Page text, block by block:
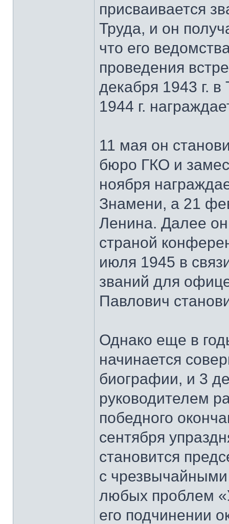
присваивается
Труда, и он
что его
проведения
декабря 1943 г. в
1944 г.
11 мая он
бюро ГКО и
ноября
Знамени, а 21
Ленина. Далее
страной
июля 1945 в
званий для
Павлович
Однако еще в
начинается
биографии, и 3
руководителем
победного
сентября
становится
с
любых проблем
его подчинении